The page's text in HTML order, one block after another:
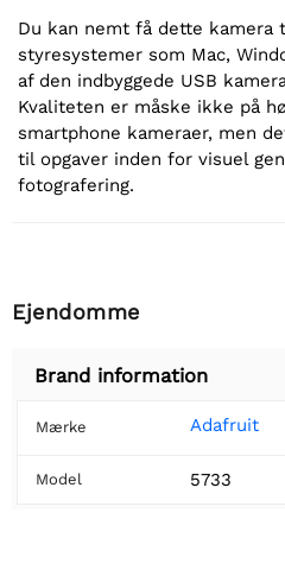
Du kan nemt få dette kamera
styresystemer som Mac,
af den indbyggede USB
Kvaliteten er måske ikke på
smartphone kameraer, men
til opgaver inden for visuel
fotografering.
Ejendomme
Brand information
Mærke Adafruit
Model 5733